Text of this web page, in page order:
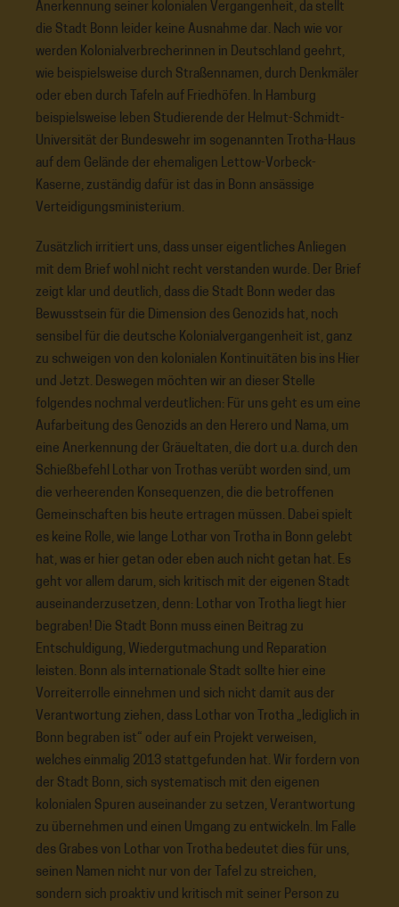
Anerkennung seiner kolonialen Vergangenheit, da stellt
die Stadt Bonn leider keine Ausnahme dar. Nach wie vor
werden Kolonialverbrecherinnen in Deutschland geehrt,
wie beispielsweise durch Straßennamen, durch Denkmäler
oder eben durch Tafeln auf Friedhöfen. In Hamburg
beispielsweise leben Studierende der Helmut-Schmidt-
Universität der Bundeswehr im sogenannten Trotha-Haus
auf dem Gelände der ehemaligen Lettow-Vorbeck-
Kaserne, zuständig dafür ist das in Bonn ansässige
Verteidigungsministerium.
Zusätzlich irritiert uns, dass unser eigentliches Anliegen
mit dem Brief wohl nicht recht verstanden wurde. Der Brief
zeigt klar und deutlich, dass die Stadt Bonn weder das
Bewusstsein für die Dimension des Genozids hat, noch
sensibel für die deutsche Kolonialvergangenheit ist, ganz
zu schweigen von den kolonialen Kontinuitäten bis ins Hier
und Jetzt. Deswegen möchten wir an dieser Stelle
folgendes nochmal verdeutlichen: Für uns geht es um eine
Aufarbeitung des Genozids an den Herero und Nama, um
eine Anerkennung der Gräueltaten, die dort u.a. durch den
Schießbefehl Lothar von Trothas verübt worden sind, um
die verheerenden Konsequenzen, die die betroffenen
Gemeinschaften bis heute ertragen müssen. Dabei spielt
es keine Rolle, wie lange Lothar von Trotha in Bonn gelebt
hat, was er hier getan oder eben auch nicht getan hat. Es
geht vor allem darum, sich kritisch mit der eigenen Stadt
auseinanderzusetzen, denn: Lothar von Trotha liegt hier
begraben! Die Stadt Bonn muss einen Beitrag zu
Entschuldigung, Wiedergutmachung und Reparation
leisten. Bonn als internationale Stadt sollte hier eine
Vorreiterrolle einnehmen und sich nicht damit aus der
Verantwortung ziehen, dass Lothar von Trotha „lediglich in
Bonn begraben ist“ oder auf ein Projekt verweisen,
welches einmalig 2013 stattgefunden hat. Wir fordern von
der Stadt Bonn, sich systematisch mit den eigenen
kolonialen Spuren auseinander zu setzen, Verantwortung
zu übernehmen und einen Umgang zu entwickeln. Im Falle
des Grabes von Lothar von Trotha bedeutet dies für uns,
seinen Namen nicht nur von der Tafel zu streichen,
sondern sich proaktiv und kritisch mit seiner Person zu